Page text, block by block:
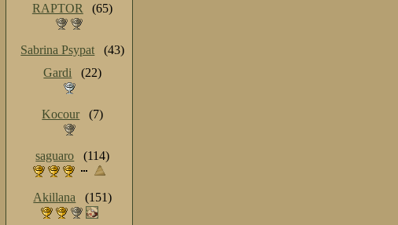
RAPTOR (65)
Sabrina Psypat
(43)
Gardi
(22)
Kocour (7)
saguaro (114)
Akillana (151)